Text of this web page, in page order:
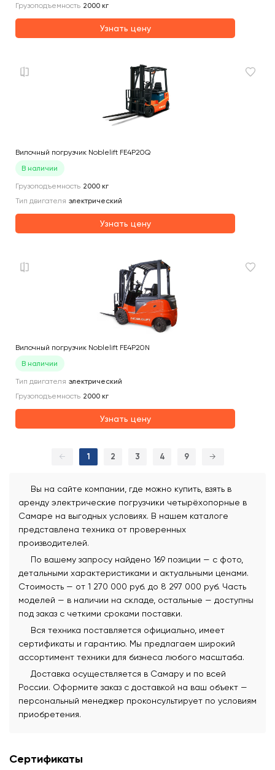
Грузоподъемность 2000 кг
Узнать цену
Вилочный погрузчик Noblelift FE4P20Q
В наличии
Грузоподъемность 2000 кг
Тип двигателя электрический
Узнать цену
Вилочный погрузчик Noblelift FE4P20N
В наличии
Тип двигателя электрический
Грузоподъемность 2000 кг
Узнать цену
← 1 2 3 4 9 →
Вы на сайте компании, где можно купить, взять в
аренду электрические погрузчики четырёхопорные в
Самаре на выгодных условиях. В нашем каталоге
представлена техника от проверенных
производителей.
По вашему запросу найдено 169 позиции — с фото,
детальными характеристиками и актуальными ценами.
Стоимость — от 1 270 000 руб. до 8 297 000 руб. Часть
моделей — в наличии на складе, остальные — доступны
под заказ с четкими сроками поставки.
Вся техника поставляется официально, имеет
сертификаты и гарантию. Мы предлагаем широкий
ассортимент техники для бизнеса любого масштаба.
Доставка осуществляется в Самару и по всей
России. Оформите заказ с доставкой на ваш объект —
персональный менеджер проконсультирует по условиям
приобретения.
Сертификаты